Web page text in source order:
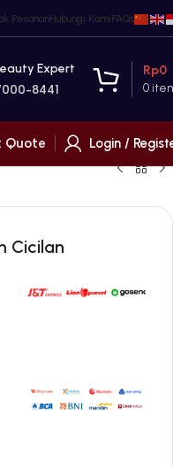
PesananHubungi KamiFAQs
Expert
8441 0
Rp0
Quote
Login /
Cicilan